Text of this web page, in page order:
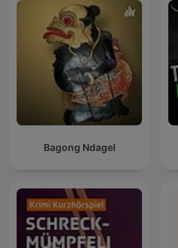
Bagong Ndagel